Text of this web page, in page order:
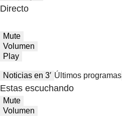
Directo
Mute
Volumen
Play
Noticias en 3′ Últimos programas
Estas escuchando
Mute
Volumen